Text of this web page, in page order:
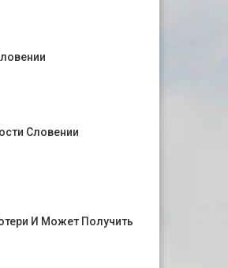
Словении
И Может Получить